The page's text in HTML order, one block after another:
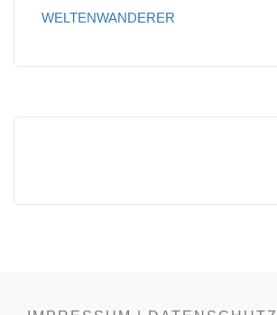
WELTENWANDERER